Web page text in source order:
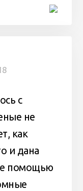
с
не
как
и дана
помощью